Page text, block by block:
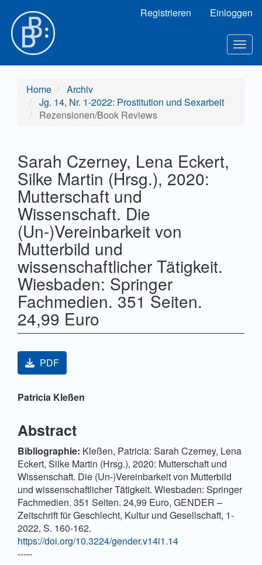
Hauptinhalt
Sidebar
Registrieren Einloggen
Home
Archiv
Jg. 14, Nr. 1-2022: Prostitution und Sexarbeit
Rezensionen/Book Reviews
Sarah Czerney, Lena Eckert,
Silke Martin (Hrsg.), 2020:
Mutterschaft und
Wissenschaft. Die
(Un-)Vereinbarkeit von
Mutterbild und
wissenschaftlicher Tätigkeit.
Wiesbaden: Springer
Fachmedien. 351 Seiten.
24,99 Euro
Artikel-Sidebar
PDF
Hauptsächlicher Artikelinhalt
Patricia Kleßen
Abstract
Bibliographie: Kleßen, Patricia: Sarah Czerney, Lena
Eckert, Silke Martin (Hrsg.), 2020: Mutterschaft und
Wissenschaft. Die (Un-)Vereinbarkeit von Mutterbild
und wissenschaftlicher Tätigkeit. Wiesbaden: Springer
Fachmedien. 351 Seiten. 24,99 Euro, GENDER –
Zeitschrift für Geschlecht, Kultur und Gesellschaft, 1-
2022, S. 160-162.
https://doi.org/10.3224/gender.v14i1.14
-----